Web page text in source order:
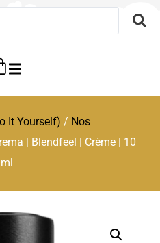
It Yourself) / Nos
| Blendfeel | Crème | 10
ml